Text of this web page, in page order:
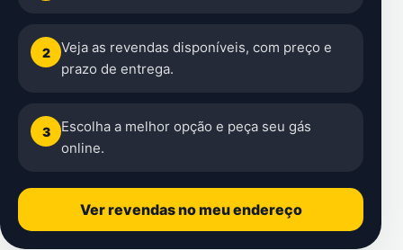
2
Veja as revendas disponíveis, com preço e
prazo de entrega.
3
Escolha a melhor opção e peça seu gás
online.
Ver revendas no meu endereço